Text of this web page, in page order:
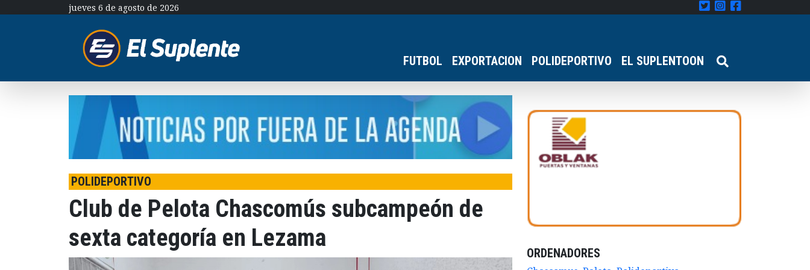
jueves 6 de agosto de 2026
FUTBOL EXPORTACION POLIDEPORTIVO EL SUPLENTOON
POLIDEPORTIVO
Club de Pelota Chascomús subcampeón de
sexta categoría en Lezama
ORDENADORES